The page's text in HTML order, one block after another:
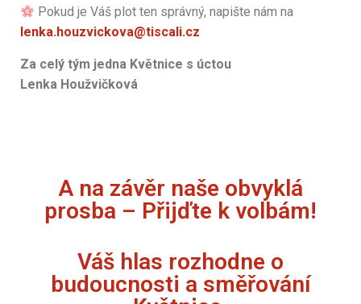
Pokud je Váš plot ten správný, napište nám na
lenka.houzvickova@tiscali.cz
Za celý tým jedna Květnice s úctou
Lenka Houžvičková
A na závěr naše obvyklá
prosba – Přijďte k volbám!
Váš hlas rozhodne o
budoucnosti a směřování